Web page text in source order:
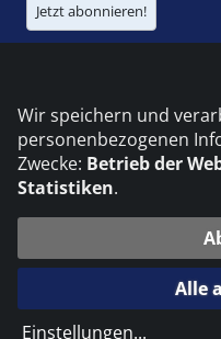
Jetzt abonnieren!
Die DVS Media
© 2026
die
Wir speichern und
personenbezogenen
Zwecke: Betrieb der
Statistiken.
Alle
Einstellungen...